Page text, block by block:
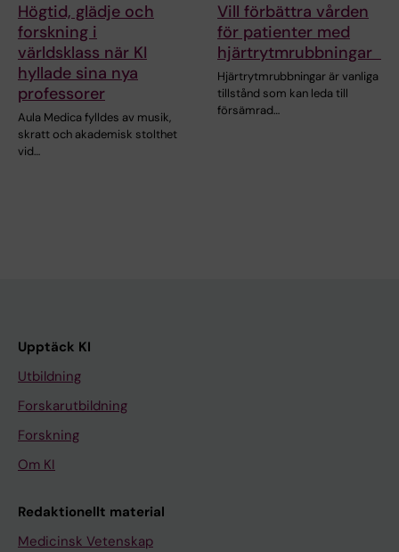
Högtid, glädje och
forskning i
världsklass när KI
hyllade sina nya
professorer
Aula Medica fylldes av musik,
skratt och akademisk stolthet
vid…
Vill förbättra vården
för patienter med
hjärtrytmrubbningar
Hjärtrytmrubbningar är vanliga
tillstånd som kan leda till
försämrad…
Upptäck KI
Utbildning
Forskarutbildning
Forskning
Om KI
Redaktionellt material
Medicinsk Vetenskap